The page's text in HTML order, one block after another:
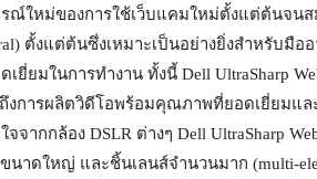
รณ์ใหม่ของการใช้เว็บแคมใหม่ตั้งแต่ต้นจน
ตั้งแต่ต้นซึ่งเหมาะเป็นอย่างยิ่งสำหรับมื
ยี่ยมในการทำงาน ทั้งนี้ Dell UltraSharp
งการผลิตวิดีโอพร้อมคุณภาพที่ยอดเยี่ยมแล
ากกล้อง DSLR ต่างๆ Dell UltraSharp
ขนาดใหญ่ และชิ้นเลนส์จำนวนมาก (multi-